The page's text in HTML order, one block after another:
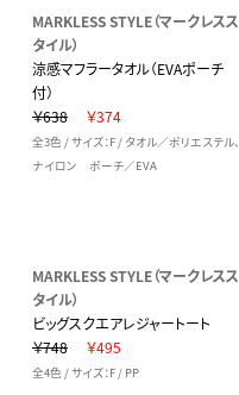
MARKLESS STYLE（マークレスス
タイル）
涼感マフラータオル（EVAポーチ
付）
￥638
￥374
全3色 / サイズ：F / タオル／ポリエステル、
ナイロン ポーチ／EVA
MARKLESS STYLE（マークレスス
タイル）
ビッグスクエアレジャートート
￥748
￥495
全4色 / サイズ：F / PP